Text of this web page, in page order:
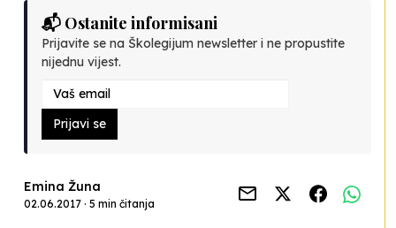
📬 Ostanite informisani
Prijavite se na Školegijum newsletter i ne propustite
nijednu vijest.
Prijavi se
Emina Žuna
02.06.2017 · 5 min čitanja